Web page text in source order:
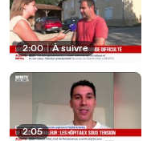
2:00 | À suivre
2:05